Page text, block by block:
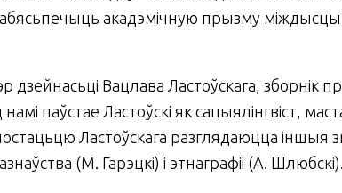
акадэмічную прызму
Вацлава Ластоўскага, зборнік
паўстае Ластоўскі як сацыялінгвіст,
Ластоўскага разглядаюцца іншыя
(М. Гарэцкі) і этнаграфіі (А. Шлюбскі).